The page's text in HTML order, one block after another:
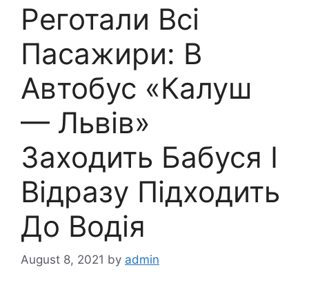
Реготали Всі
Пасажири: В
Автобус «Калуш
— Львів»
Заходить Бабуся І
Відразу Підходить
До Водія
August 8, 2021 by admin